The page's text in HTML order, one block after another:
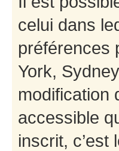
celui dans
préférences
York,
modification
accessible
inscrit, c’est